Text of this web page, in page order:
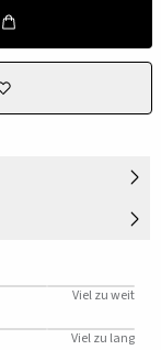
Viel zu weit
Viel zu lang